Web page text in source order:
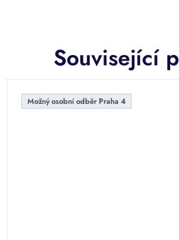
Související
Možný osobní odběr Praha 4